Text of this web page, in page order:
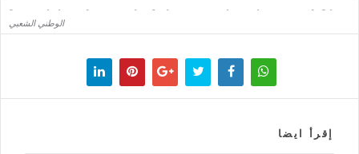
الوطني الشعبي
إقرأ ايضا